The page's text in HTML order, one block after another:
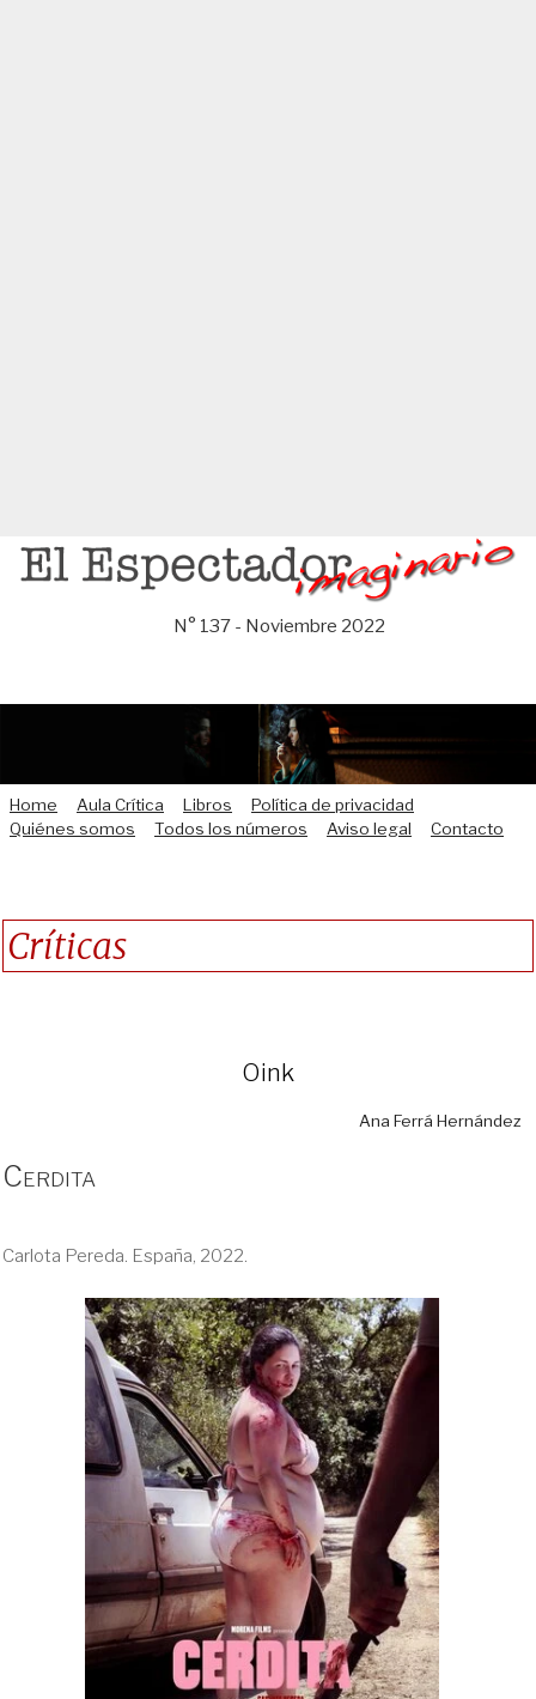
Saltar
N° 137 - Noviembre 2022
Home Aula Crítica Libros
Política de privacidad
Quiénes somos
Todos los números Aviso legal Contacto
Críticas
Oink
Ana Ferrá Hernández
Cerdita
Carlota Pereda. España, 2022.